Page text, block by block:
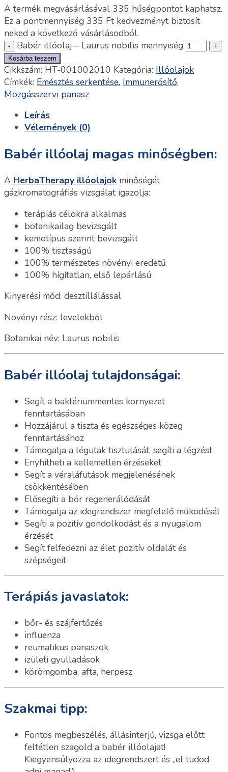
A termék megvásárlásával 335 hűségpontot kaphatsz.
Ez a pontmennyiség 335 Ftkedvezményt biztosít
neked a következő vásárlásodból.
Babér illóolaj – Laurus nobilis mennyiség
Kosárba teszem
Cikkszám: HT-001002010 Kategória: Illóolajok
Címkék: Emésztés serkentése, Immunerősítő,
Mozgásszervi panasz
Leírás
Vélemények (0)
Babér illóolaj magas minőségben:
A HerbaTherapy illóolajok minőségét
gázkromatográfiás vizsgálat igazolja:
terápiás célokra alkalmas
botanikailag bevizsgált
kemotípus szerint bevizsgált
100% tisztaságú
100% természetes növényi eredetű
100% hígítatlan, első lepárlású
Kinyerési mód: desztillálással
Növényi rész: levelekből
Botanikai név: Laurus nobilis
Babér illóolaj tulajdonságai:
Segít a baktériummentes környezet
fenntartásában
Hozzájárul a tiszta és egészséges közeg
fenntartásához
Támogatja a légutak tisztulását, segíti a légzést
Enyhítheti a kellemetlen érzéseket
Segít a véraláfutások megjelenésének
csökkentésében
Elősegíti a bőr regenerálódását
Támogatja az idegrendszer megfelelő működését
Segíti a pozitív gondolkodást és a nyugalom
érzését
Segít felfedezni az élet pozitív oldalát és
szépségeit
Terápiás javaslatok:
bőr- és szájfertőzés
influenza
reumatikus panaszok
izületi gyulladások
körömgomba, afta, herpesz
Szakmai tipp:
Fontos megbeszélés, állásinterjú, vizsga előtt
feltétlen szagold a babér illóolajat!
Kiegyensúlyozza az idegrendszert és „el tudod